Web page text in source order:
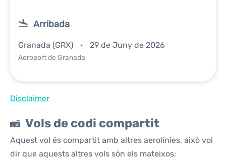
Arribada
Granada (GRX) 29 de Juny de 2026
Aeroport de Granada
Disclaimer
Vols de codi compartit
Aquest vol és compartit amb altres aerolínies, això vol
dir que aquests altres vols són els mateixos: